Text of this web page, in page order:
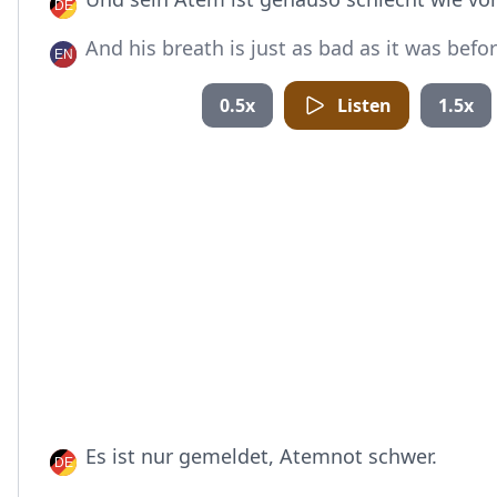
And his breath is just as bad as it was
0.5x Listen 1.5x
Es ist nur gemeldet, Atemnot schwer.